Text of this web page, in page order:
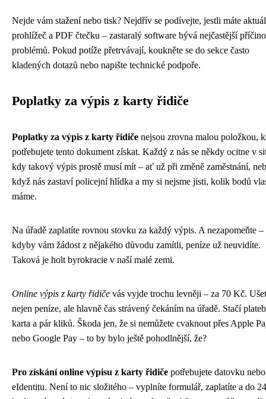
Nejde vám stažení nebo tisk? Nejdřív se podívejte, jestli máte
prohlížeč a PDF čtečku – zastaralý software bývá nejčastější
problémů. Pokud potíže přetrvávají, koukněte se do sekce často
kladených dotazů nebo napište technické podpoře.
Poplatky za výpis z karty řidiče
Poplatky za výpis z karty řidiče nejsou zrovna malou položkou,
potřebujete tento dokument získat. Každý z nás se někdy ocitne v
kdy takový výpis prostě musí mít – ať už při změně zaměstnání,
když nás zastaví policejní hlídka a my si nejsme jisti, kolik bodů
máme.
Na úřadě zaplatíte rovnou stovku za každý výpis. A nezapomeňte –
kdyby vám žádost z nějakého důvodu zamítli, peníze už neuvidíte.
Taková je holt byrokracie v naší malé zemi.
Online výpis z karty řidiče vás vyjde trochu levněji – za 70 Kč.
nejen peníze, ale hlavně čas strávený čekáním na úřadě. Stačí
karta a pár kliků. Škoda jen, že si nemůžete cvaknout přes Apple
nebo Google Pay – to by bylo ještě pohodlnější, že?
Pro získání online výpisu z karty řidiče potřebujete datovku nebo
eIdentitu. Není to nic složitého – vyplníte formulář, zaplatíte a do 24